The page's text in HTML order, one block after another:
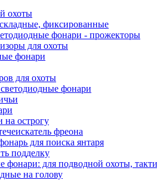
охоты
фиксированные
фонари - прожекторы
для охоты
фонари
для охоты
фонари
на острогу
фреона
для поиска янтаря
подделку
фонари: для подводной охоты,
на голову